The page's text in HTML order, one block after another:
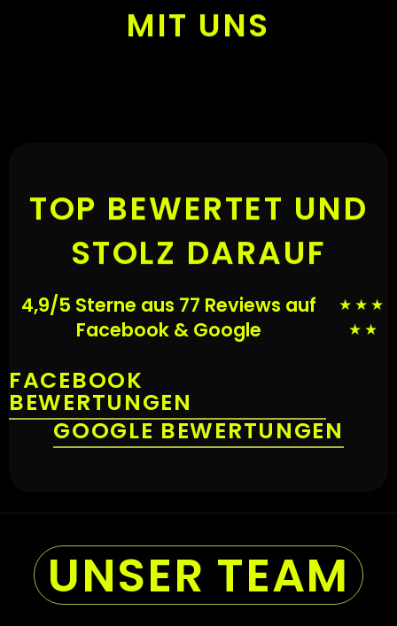
MIT UNS
TOP BEWERTET UND
STOLZ DARAUF
4,9/5 Sterne aus 77 Reviews auf
Facebook & Google
★ ★ ★
★ ★
FACEBOOK
BEWERTUNGEN
GOOGLE BEWERTUNGEN
UNSER TEAM